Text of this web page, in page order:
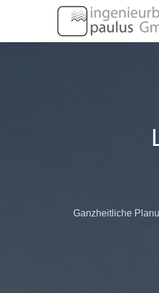
Ganzheitliche